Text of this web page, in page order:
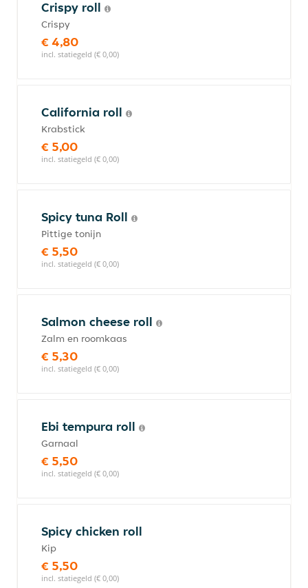
Crispy roll
Crispy
€ 4,80
incl. statiegeld (€ 0,00)
California roll
Krabstick
€ 5,00
incl. statiegeld (€ 0,00)
Spicy tuna Roll
Pittige tonijn
€ 5,50
incl. statiegeld (€ 0,00)
Salmon cheese roll
Zalm en roomkaas
€ 5,30
incl. statiegeld (€ 0,00)
Ebi tempura roll
Garnaal
€ 5,50
incl. statiegeld (€ 0,00)
Spicy chicken roll
Kip
€ 5,50
incl. statiegeld (€ 0,00)